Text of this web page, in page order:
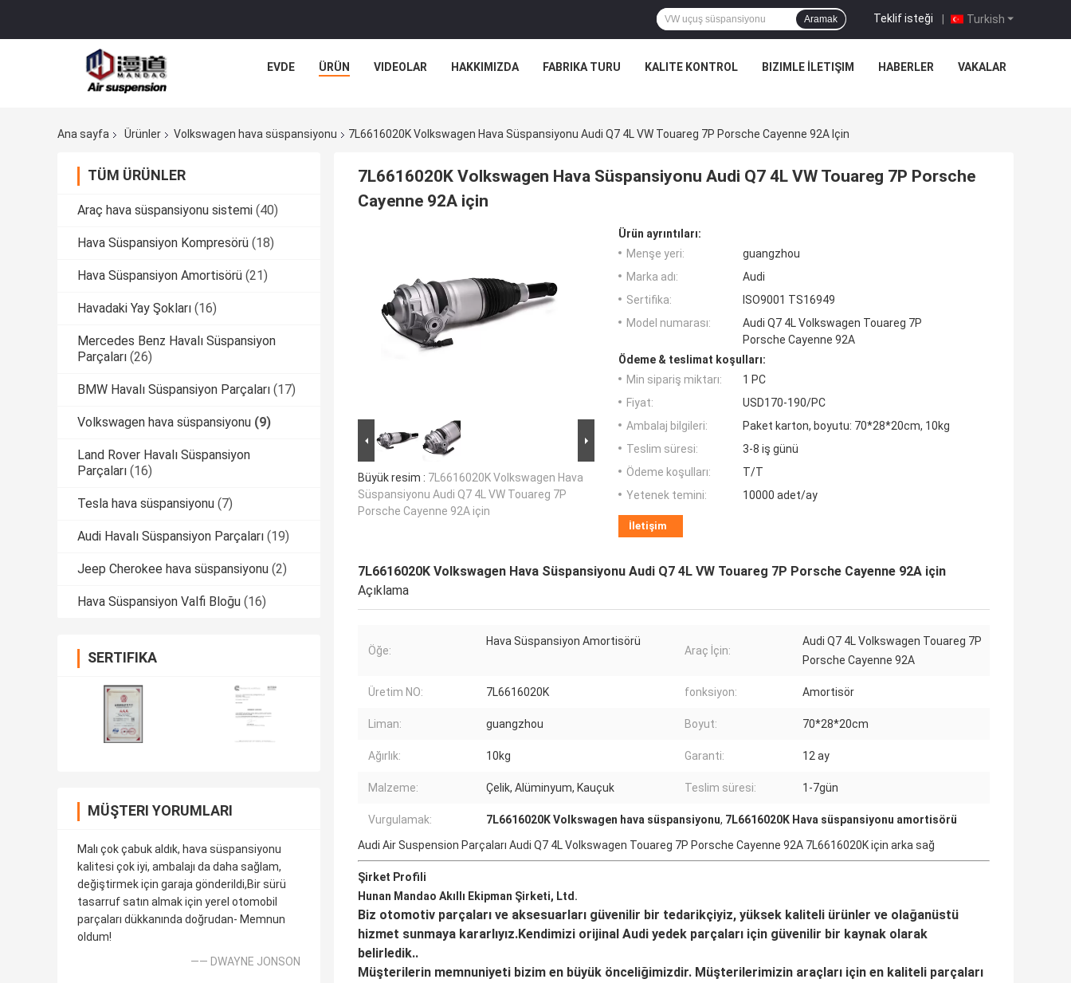
Turkish
Teklif isteği |
Aramak
EVDE ÜRÜN VIDEOLAR HAKKIMIZDA FABRIKA TURU KALITE KONTROL BIZIMLE İLETIŞIM HABERLER VAKALAR
Ana sayfa Ürünler Volkswagen hava süspansiyonu 7L6616020K Volkswagen Hava Süspansiyonu Audi Q7 4L VW Touareg 7P Porsche Cayenne 92A Için
TÜM ÜRÜNLER
Araç hava süspansiyonu sistemi (40)
Hava Süspansiyon Kompresörü (18)
Hava Süspansiyon Amortisörü (21)
Havadaki Yay Şokları (16)
Mercedes Benz Havalı Süspansiyon
Parçaları (26)
BMW Havalı Süspansiyon Parçaları (17)
Volkswagen hava süspansiyonu (9)
Land Rover Havalı Süspansiyon
Parçaları (16)
Tesla hava süspansiyonu (7)
Audi Havalı Süspansiyon Parçaları (19)
Jeep Cherokee hava süspansiyonu (2)
Hava Süspansiyon Valfi Bloğu (16)
SERTIFIKA
MÜŞTERI YORUMLARI
Malı çok çabuk aldık, hava süspansiyonu
kalitesi çok iyi, ambalajı da daha sağlam,
değiştirmek için garaja gönderildi,Bir sürü
tasarruf satın almak için yerel otomobil
parçaları dükkanında doğrudan- Memnun
oldum!
—— DWAYNE JONSON
7L6616020K Volkswagen Hava Süspansiyonu Audi Q7 4L VW Touareg 7P Porsche
Cayenne 92A için
Büyük resim : 7L6616020K Volkswagen Hava
Süspansiyonu Audi Q7 4L VW Touareg 7P
Porsche Cayenne 92A için
Ürün ayrıntıları:
Menşe yeri:
guangzhou
Marka adı:
Audi
Sertifika:
ISO9001 TS16949
Model numarası:
Audi Q7 4L Volkswagen Touareg 7P
Porsche Cayenne 92A
Ödeme & teslimat koşulları:
Min sipariş miktarı:
1 PC
Fiyat:
USD170-190/PC
Ambalaj bilgileri:
Paket karton, boyutu: 70*28*20cm, 10kg
Teslim süresi:
3-8 iş günü
Ödeme koşulları:
T/T
Yetenek temini:
10000 adet/ay
İletişim
7L6616020K Volkswagen Hava Süspansiyonu Audi Q7 4L VW Touareg 7P Porsche Cayenne 92A için
Açıklama
Öğe:
Hava Süspansiyon Amortisörü
Araç İçin:
Audi Q7 4L Volkswagen Touareg 7P
Porsche Cayenne 92A
Üretim NO: 7L6616020K fonksiyon: Amortisör
Liman: guangzhou Boyut: 70*28*20cm
Ağırlık: 10kg Garanti: 12 ay
Malzeme: Çelik, Alüminyum, Kauçuk Teslim süresi: 1-7gün
Vurgulamak: 7L6616020K Volkswagen hava süspansiyonu, 7L6616020K Hava süspansiyonu amortisörü
Audi Air Suspension Parçaları Audi Q7 4L Volkswagen Touareg 7P Porsche Cayenne 92A 7L6616020K için arka sağ
Şirket Profili
Hunan Mandao Akıllı Ekipman Şirketi, Ltd.
Biz otomotiv parçaları ve aksesuarları güvenilir bir tedarikçiyiz, yüksek kaliteli ürünler ve olağanüstü
hizmet sunmaya kararlıyız.Kendimizi orijinal Audi yedek parçaları için güvenilir bir kaynak olarak
belirledik..
Müşterilerin memnuniyeti bizim en büyük önceliğimizdir. Müşterilerimizin araçları için en kaliteli parçaları